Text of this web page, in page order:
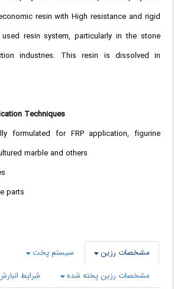
resin with High resistance and rigid
resin system, particularly in the stone
industries. This resin is dissolved in
Techniques
formulated for FRP application, figurine
marble and others
parts
مشخصات رزین
سیستم پخت
مشخصات رزین پخته شده
شرایط